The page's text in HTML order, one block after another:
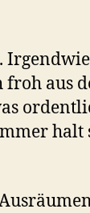
froh aus
halt